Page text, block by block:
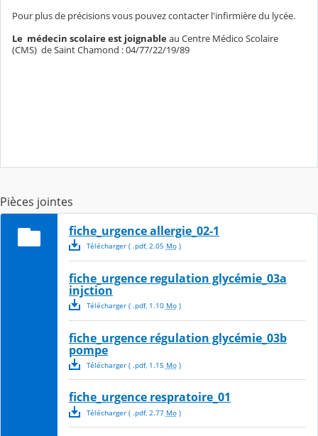
Pour plus de précisions vous pouvez contacter l'infirmière du lycée.
Le médecin scolaire est joignableau Centre Médico Scolaire
(CMS) de Saint Chamond : 04/77/22/19/89
Pièces jointes
fiche_urgence allergie_02-1
Télécharger( .pdf, 2.05 Mo)
fiche_urgence regulation glycémie_03a
injction
Télécharger( .pdf, 1.10 Mo)
fiche_urgence régulation glycémie_03b
pompe
Télécharger( .pdf, 1.15 Mo)
fiche_urgence respratoire_01
Télécharger( .pdf, 2.77 Mo)